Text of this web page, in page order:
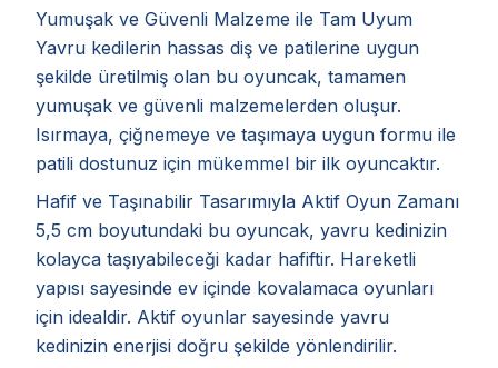
Yumuşak ve Güvenli Malzeme ile Tam Uyum
Yavru kedilerin hassas diş ve patilerine uygun
şekilde üretilmiş olan bu oyuncak, tamamen
yumuşak ve güvenli malzemelerden oluşur.
Isırmaya, çiğnemeye ve taşımaya uygun formu ile
patili dostunuz için mükemmel bir ilk oyuncaktır.
Hafif ve Taşınabilir Tasarımıyla Aktif Oyun Zamanı
5,5 cm boyutundaki bu oyuncak, yavru kedinizin
kolayca taşıyabileceği kadar hafiftir. Hareketli
yapısı sayesinde ev içinde kovalamaca oyunları
için idealdir. Aktif oyunlar sayesinde yavru
kedinizin enerjisi doğru şekilde yönlendirilir.